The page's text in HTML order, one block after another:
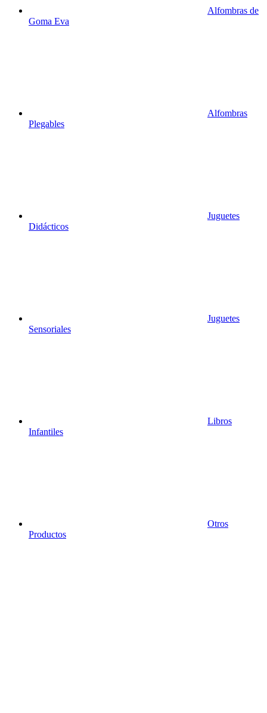
Alfombras de
Goma Eva
Alfombras
Plegables
Juguetes
Didácticos
Juguetes
Sensoriales
Libros
Infantiles
Otros
Productos